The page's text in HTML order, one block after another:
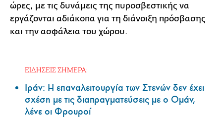
ώρες, με τις δυνάμεις της πυροσβεστικής να
εργάζονται αδιάκοπα για τη διάνοιξη πρόσβασης
και την ασφάλεια του χώρου.
ΕΙΔΗΣΕΙΣ ΣΗΜΕΡΑ:
Ιράν: Η επαναλειτουργία των Στενών δεν έχει
σχέση με τις διαπραγματεύσεις με ο Ομάν,
λένε οι Φρουροί